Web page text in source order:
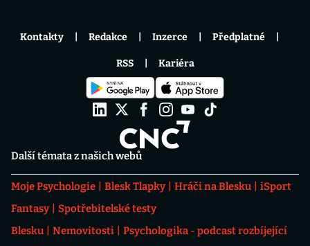
Další témata z našich webů
Moje Psychologie Blesk Tlapky Hráči na Blesku
iSport
Fantasy
Spotřebitelské testy
Blesku
Nemovitosti
Psychologika - podcast rozbíjející
Kontakty Redakce Inzerce Předplatné
RSS Kariéra